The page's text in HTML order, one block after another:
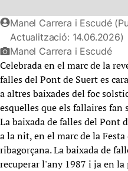
Manel Carrera i Escudé
Actualització: 14.06.2026)
Manel Carrera i Escudé
Celebrada en el marc de la
falles del Pont de Suert es
a altres baixades del foc
esquelles que els fallaires
La baixada de falles del Pont
a la nit, en el marc de la
ribagorçana. La baixada de
recuperar l'any 1987 i ja en